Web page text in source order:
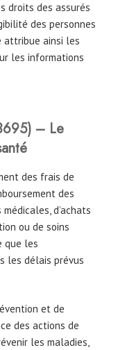
droits des assurés
des personnes
attribue ainsi les
les informations
) – Le
des frais de
des
d’achats
ou de soins
que les
les délais prévus
et de
des actions de
les maladies,